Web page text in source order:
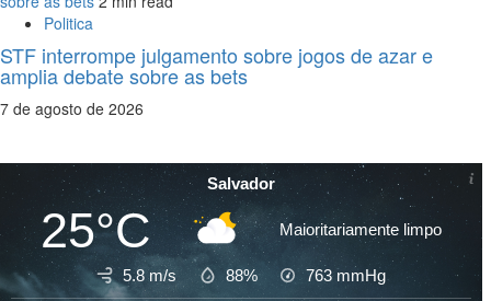
Politica
STF interrompe julgamento sobre jogos de azar e
amplia debate sobre as bets
7 de agosto de 2026
Salvador
25°C Maioritariamente limpo
5.8 m/s 88% 763 mmHg